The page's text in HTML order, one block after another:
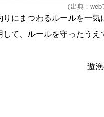
（出典：
りにまつわるルールを一
て、ルールを守ったうえ
遊